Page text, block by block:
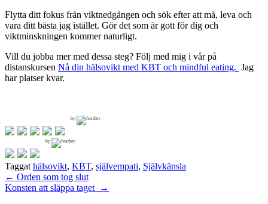
Flytta ditt fokus från viktnedgången och sök efter att må, leva och
vara ditt bästa jag istället. Gör det som är gott för dig och
viktminskningen kommer naturligt.
Vill du jobba mer med dessa steg? Följ med mig i vår på
distanskursen Nå din hälsovikt med KBT och mindful eating. Jag
har platser kvar.
by
by
Taggat hälsovikt, KBT, självempati, Självkänsla
Inläggsnavigering
← Orden som tog slut
Konsten att släppa taget
→